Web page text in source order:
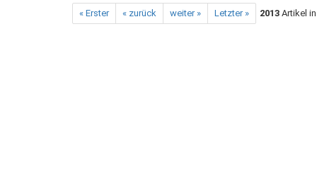
« Erster « zurück weiter » Letzter » 2013 Artikel